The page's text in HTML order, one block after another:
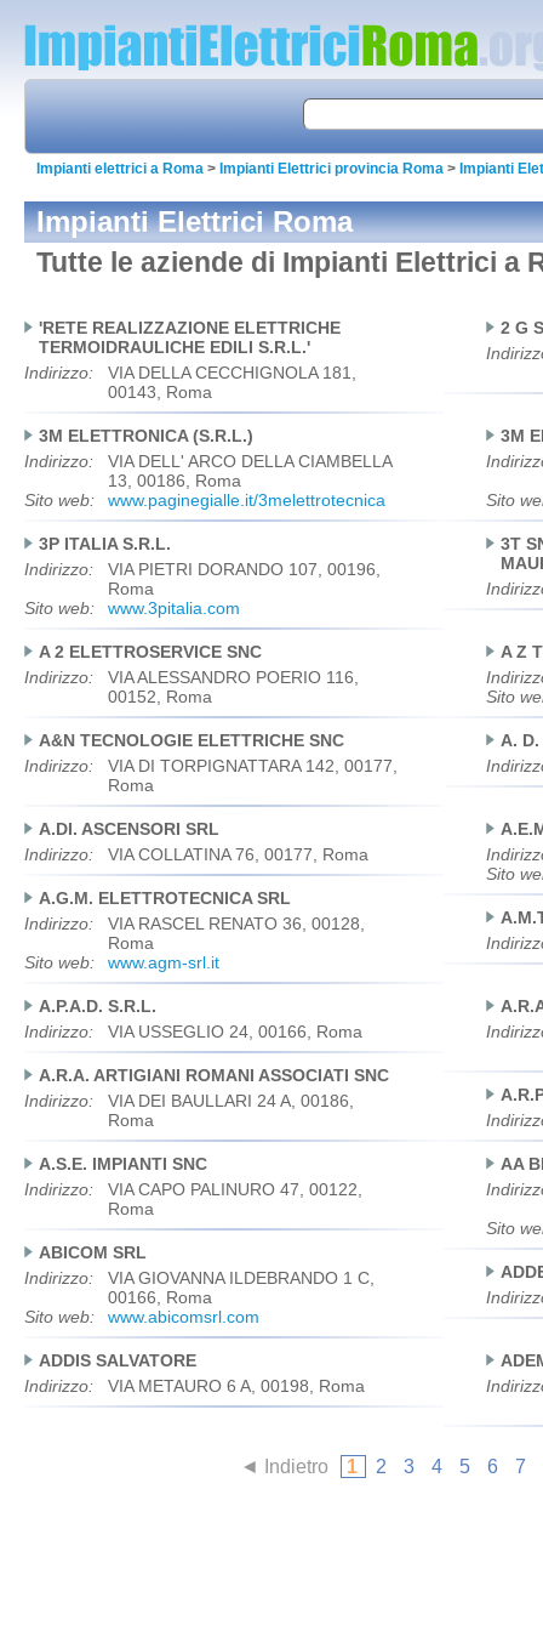
Impianti elettrici a Roma > Impianti Elettrici provincia Roma > Impianti
Impianti Elettrici Roma
Tutte le aziende di Impianti Elettrici a
'RETE REALIZZAZIONE ELETTRICHE
TERMOIDRAULICHE EDILI S.R.L.'
Indirizzo:
VIA DELLA CECCHIGNOLA 181,
00143, Roma
2 G
3M ELETTRONICA (S.R.L.)
Indirizzo:
VIA DELL' ARCO DELLA CIAMBELLA
13, 00186, Roma
Sito web:
www.paginegialle.it/3melettrotecnica
3M
Sito
3P ITALIA S.R.L.
Indirizzo:
VIA PIETRI DORANDO 107, 00196,
Roma
Sito web:
www.3pitalia.com
3T
A 2 ELETTROSERVICE SNC
Indirizzo:
VIA ALESSANDRO POERIO 116,
00152, Roma
A Z
Sito
A&N TECNOLOGIE ELETTRICHE SNC
Indirizzo:
VIA DI TORPIGNATTARA 142, 00177,
Roma
A. D.
A.DI. ASCENSORI SRL
Indirizzo:
VIA COLLATINA 76, 00177, Roma
Sito
A.G.M. ELETTROTECNICA SRL
Indirizzo:
VIA RASCEL RENATO 36, 00128,
Roma
Sito web:
www.agm-srl.it
A.P.A.D. S.R.L.
Indirizzo:
VIA USSEGLIO 24, 00166, Roma
A.R.A. ARTIGIANI ROMANI ASSOCIATI SNC
Indirizzo:
VIA DEI BAULLARI 24 A, 00186,
Roma
A.S.E. IMPIANTI SNC
Indirizzo:
VIA CAPO PALINURO 47, 00122,
Roma
AA
Sito
ABICOM SRL
Indirizzo:
VIA GIOVANNA ILDEBRANDO 1 C,
00166, Roma
Sito web:
www.abicomsrl.com
ADDIS SALVATORE
Indirizzo:
VIA METAURO 6 A, 00198, Roma
◄ Indietro 1 2 3 4 5 6 7